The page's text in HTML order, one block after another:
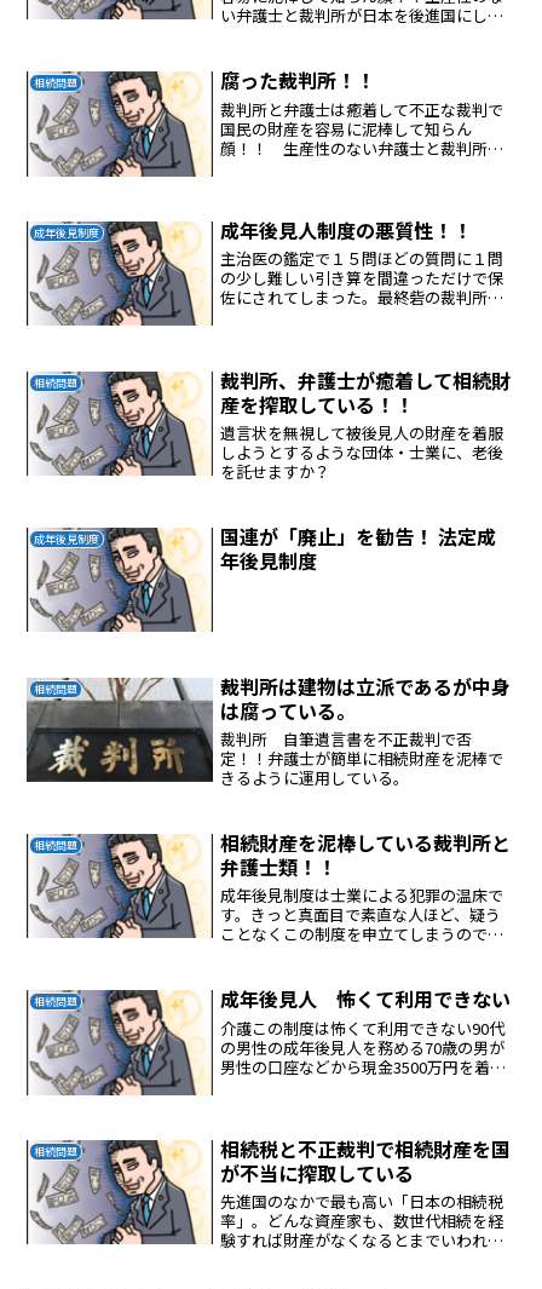
い弁護士と裁判所が日本を後進国にして
相続問題 腐った裁判所！！
裁判所と弁護士は癒着して不正な裁判で
国民の財産を容易に泥棒して知らん
顔！！ 生産性のない弁護士と裁判所が
成年後見制度 成年後見人制度の悪質性！！
主治医の鑑定で１５問ほどの質問に１問
の少し難しい引き算を間違っただけで保
佐にされてしまった。最終砦の裁判所が
腐った裁判所が弁護士と癒着...
相続問題
裁判所、弁護士が癒着して相続財
産を搾取している！！
遺言状を無視して被後見人の財産を着服
しようとするような団体・士業に、老後
を託せますか？
成年後見制度
国連が「廃止」を勧告！ 法定成
年後見制度
相続問題
裁判所は建物は立派であるが中身
は腐っている。
裁判所 自筆遺言書を不正裁判で否
定！！弁護士が簡単に相続財産を泥棒で
きるように運用している。
相続問題
相続財産を泥棒している裁判所と
弁護士類！！
成年後見制度は士業による犯罪の温床で
す。きっと真面目で素直な人ほど、疑う
ことなくこの制度を申立てしまうのでし
の合法化です。この制度を利用するな
ら、最後の最後に資産と権利...
相続問題 成年後見人 怖くて利用できない
介護この制度は怖くて利用できない90代
の男性の成年後見人を務める70歳の男が
男性の口座などから現金3500万円を着服
売却した代...
相続問題
相続税と不正裁判で相続財産を国
が不当に搾取している
先進国のなかで最も高い「日本の相続税
率」。どんな資産家も、数世代相続を経
験すれば財産がなくなるとまでいわれて